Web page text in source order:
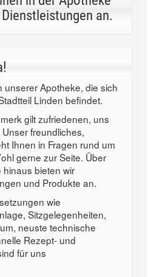
an.
unserer Apotheke, die sich
Linden befindet.
gilt zufriedenen, uns
freundliches,
Ihnen in Fragen rund um
gerne zur Seite. Über
bieten wir
und Produkte an.
wie
Sitzgelegenheiten,
neuste technische
Rezept- und
für uns